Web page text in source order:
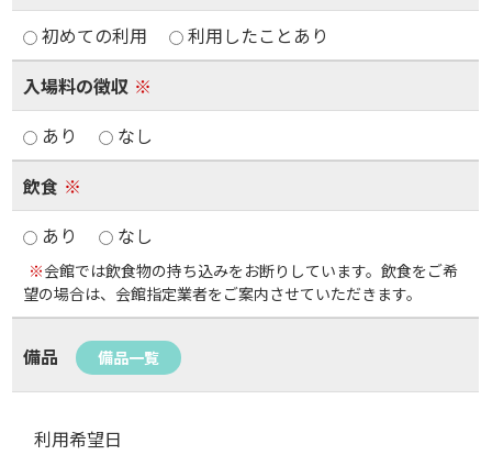
初めての利用
利用したことあり
入場料の徴収 ※
あり
なし
飲食 ※
あり
なし
※会館では飲食物の持ち込みをお断りしています。飲食をご希
望の場合は、会館指定業者をご案内させていただきます。
備品 備品一覧
利用希望日